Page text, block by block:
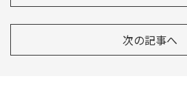
次の記事へ